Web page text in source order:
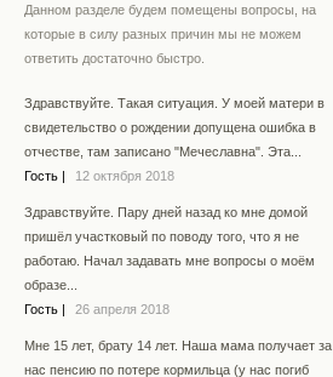
Данном разделе будем помещены вопросы, на
которые в силу разных причин мы не можем
ответить достаточно быстро.
Здравствуйте. Такая ситуация. У моей матери в
свидетельство о рождении допущена ошибка в
отчестве, там записано "Мечеславна". Эта...
Гость
12 октября 2018
Здравствуйте. Пару дней назад ко мне домой
пришёл участковый по поводу того, что я не
работаю. Начал задавать мне вопросы о моём
образе...
Гость
26 апреля 2018
Мне 15 лет, брату 14 лет. Наша мама получает за
нас пенсию по потере кормильца (у нас погиб